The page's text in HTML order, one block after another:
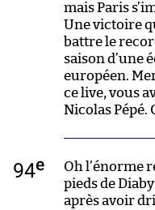
mais Paris
Une victoire
battre le
saison d’une
européen.
ce live, vous
Nicolas Pépé.
94e
Oh l’énorme
pieds de
après avoir